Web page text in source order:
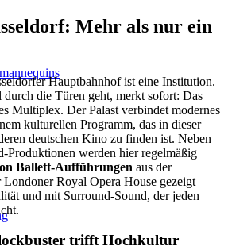
Mehr als nur ein
Hauptbahnhof ist eine Institution.
durch die Türen geht, merkt sofort: Das
Multiplex. Der Palast verbindet modernes
kulturellen Programm, das in dieser
deutschen Kino zu finden ist. Neben
Produktionen werden hier regelmäßig
Ballett-Aufführungen aus der
Londoner Royal Opera House gezeigt —
und mit Surround-Sound, der jeden
trifft Hochkultur